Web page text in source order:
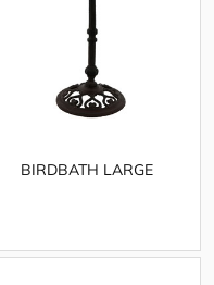
BIRDBATH LARGE